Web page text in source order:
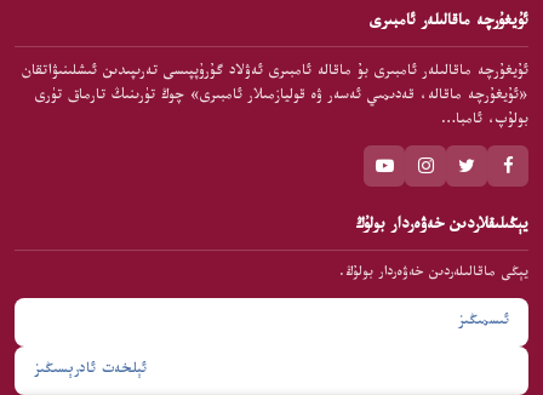
ئۇيغۇرچە ماقالىلەر ئامبىرى
ئۇيغۇرچە ماقالىلەر ئامبىرى بۇ ماقالە ئامبىرى ئەۋلاد گۇرۇپپىسى تەرىپىدىن ئىشلىنىۋاتقان
«ئۇيغۇرچە ماقالە، قەدىمىي ئەسەر ۋە قوليازمىلار ئامبىرى» چوڭ تۈرىنىڭ تارماق تۈرى
بولۇپ، ئامبا…
يېڭىلىقلاردىن خەۋەردار بولۇڭ
يېڭى ماقالىلەردىن خەۋەردار بولۇڭ.